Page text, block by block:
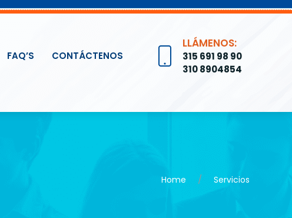
FAQ’S CONTÁCTENOS
LLÁMENOS:
315 691 98 90
310 8904854
Home Servicios